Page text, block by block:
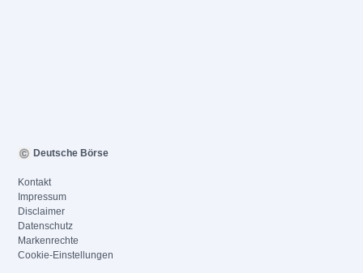
Deutsche Börse
Kontakt
Impressum
Disclaimer
Datenschutz
Markenrechte
Cookie-Einstellungen